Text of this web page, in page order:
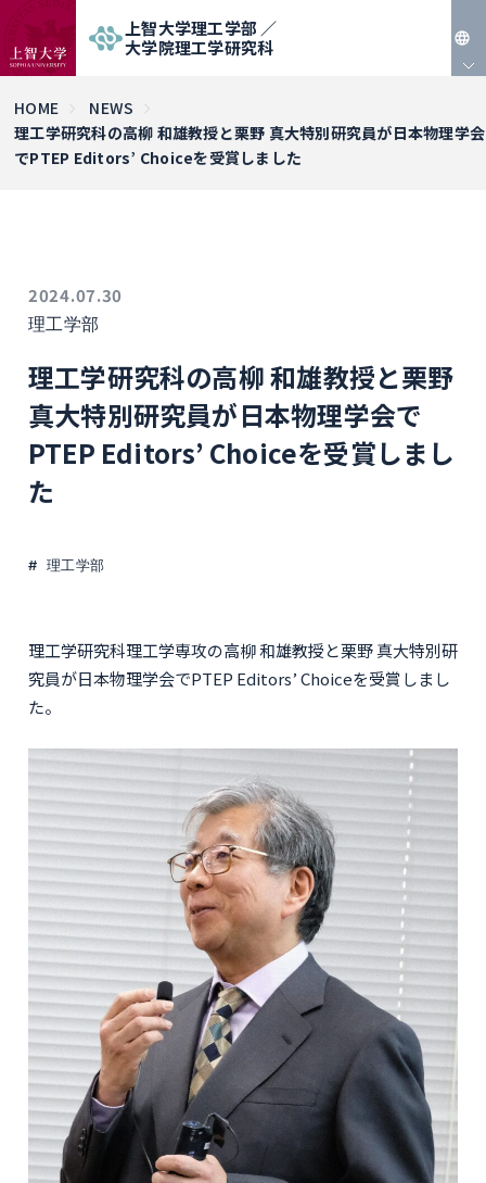
上智大学理工学部 ／
大学院理工学研究科
EN
HOME
NEWS
理工学研究科の高柳 和雄教授と栗野 真大特別研究員が日本物理学会
でPTEP Editors’ Choiceを受賞しました
2024.07.30
理工学部
理工学研究科の高柳 和雄教授と栗野
真大特別研究員が日本物理学会で
PTEP Editors’ Choiceを受賞しまし
た
理工学部
理工学研究科理工学専攻の高柳 和雄教授と栗野 真大特別研
究員が日本物理学会でPTEP Editors’ Choiceを受賞しまし
た。